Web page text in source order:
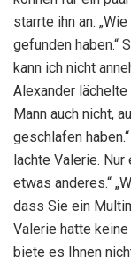
starrte ihn an.
gefunden haben.“
kann ich nicht
Alexander lächelte
Mann auch nicht,
geschlafen
lachte Valerie.
etwas anderes.“
dass Sie ein
Valerie hatte
biete es Ihnen